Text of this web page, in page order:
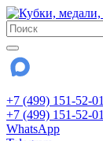
+7 (499) 151-52-01
+7 (499) 151-52-01
WhatsApp